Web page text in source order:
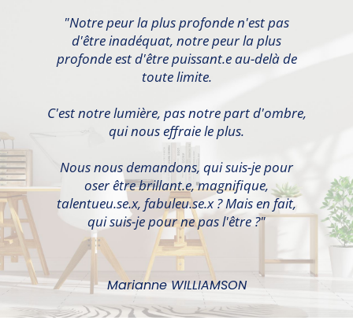
"Notre peur la plus profonde n'est pas
d'être inadéquat, notre peur la plus
profonde est d'être puissant.e au-delà de
toute limite.
C'est notre lumière, pas notre part d'ombre,
qui nous effraie le plus.
Nous nous demandons, qui suis-je pour
oser être brillant.e, magnifique,
talentueu.se.x, fabuleu.se.x ? Mais en fait,
qui suis-je pour ne pas l'être ?"
Marianne WILLIAMSON